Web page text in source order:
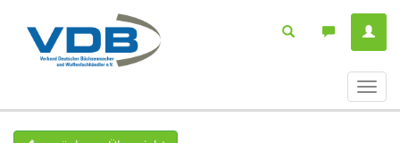
ein-/